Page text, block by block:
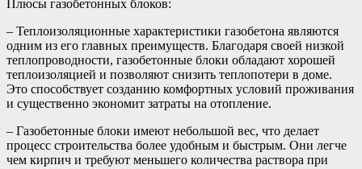
Плюсы газобетонных блоков:
– Теплоизоляционные характеристики газобетона являются
одним из его главных преимуществ. Благодаря своей низкой
теплопроводности, газобетонные блоки обладают хорошей
теплоизоляцией и позволяют снизить теплопотери в доме.
Это способствует созданию комфортных условий проживания
и существенно экономит затраты на отопление.
– Газобетонные блоки имеют небольшой вес, что делает
процесс строительства более удобным и быстрым. Они легче
чем кирпич и требуют меньшего количества раствора при